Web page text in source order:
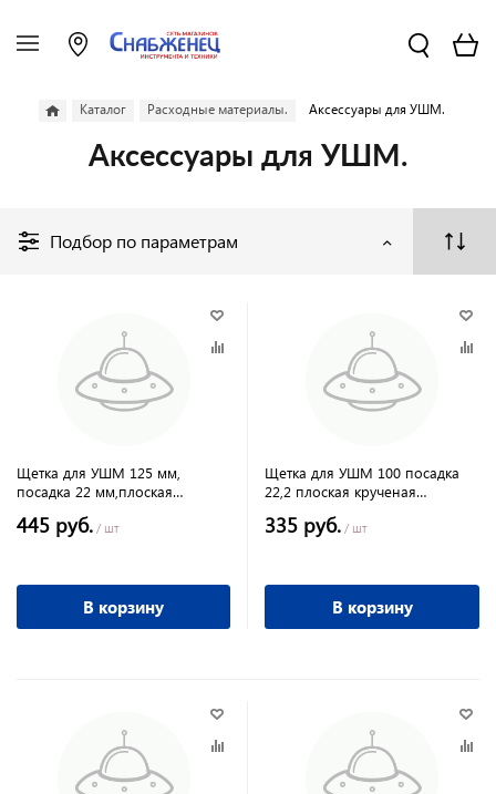
Каталог Расходные материалы. Аксессуары для УШМ.
Аксессуары для УШМ.
Подбор по параметрам
Щетка для УШМ 125 мм,
посадка 22 мм,плоская
445 руб. / шт
В корзину
Щетка для УШМ 100 посадка
22,2 плоская крученая
335 руб. / шт
В корзину